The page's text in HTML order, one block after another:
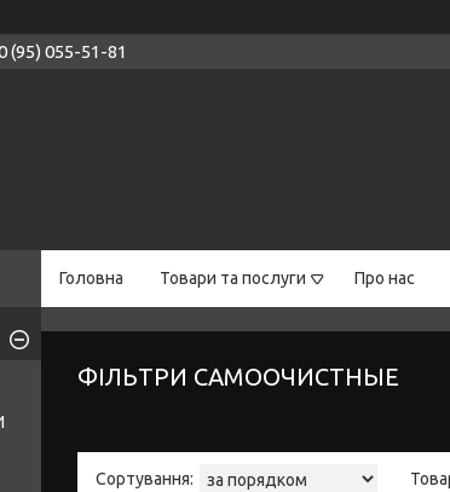
(95) 055-51-81
Головна Товари та послуги Про нас
ФІЛЬТРИ САМООЧИСТНЫЕ